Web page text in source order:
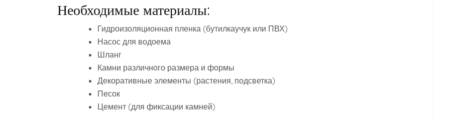
Необходимые материалы:
Гидроизоляционная пленка (бутилкаучук или ПВХ)
Насос для водоема
Шланг
Камни различного размера и формы
Декоративные элементы (растения, подсветка)
Песок
Цемент (для фиксации камней)